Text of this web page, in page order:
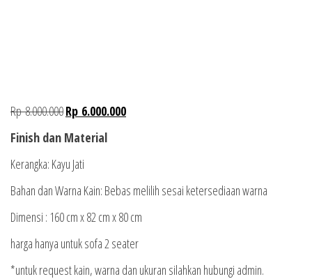
Rp8.000.000Rp 6.000.000
Finish dan Material
Kerangka: Kayu Jati
Bahan dan Warna Kain: Bebas melilih sesai ketersediaan warna
Dimensi : 160 cm x 82 cm x 80 cm
harga hanya untuk sofa 2 seater
*untuk request kain, warna dan ukuran silahkan hubungi admin.